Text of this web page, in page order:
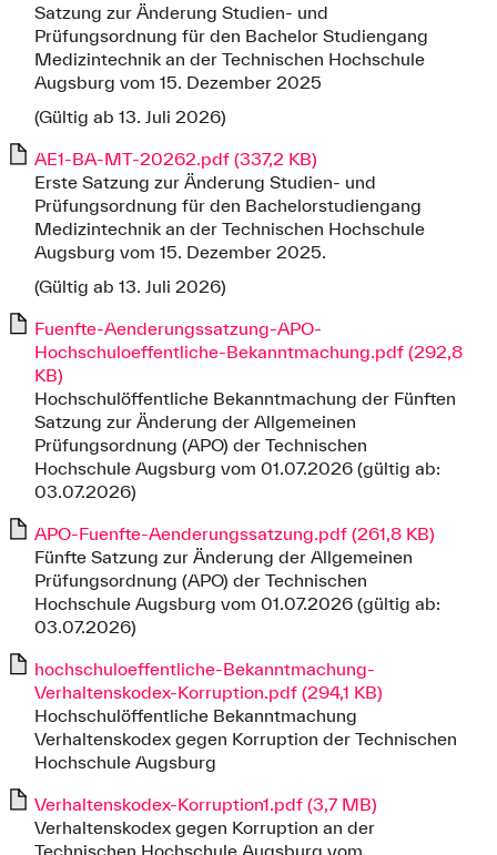
Satzung zur Änderung Studien- und
Prüfungsordnung für den Bachelor Studiengang
Medizintechnik an der Technischen Hochschule
Augsburg vom 15. Dezember 2025
(Gültig ab 13. Juli 2026)
AE1-BA-MT-20262.pdf (337,2 KB)
Erste Satzung zur Änderung Studien- und
Prüfungsordnung für den Bachelorstudiengang
Medizintechnik an der Technischen Hochschule
Augsburg vom 15. Dezember 2025.
(Gültig ab 13. Juli 2026)
Fuenfte-Aenderungssatzung-APO-
Hochschuloeffentliche-Bekanntmachung.pdf (292,8
KB)
Hochschulöffentliche Bekanntmachung der Fünften
Satzung zur Änderung der Allgemeinen
Prüfungsordnung (APO) der Technischen
Hochschule Augsburg vom 01.07.2026 (gültig ab:
03.07.2026)
APO-Fuenfte-Aenderungssatzung.pdf (261,8 KB)
Fünfte Satzung zur Änderung der Allgemeinen
Prüfungsordnung (APO) der Technischen
Hochschule Augsburg vom 01.07.2026 (gültig ab:
03.07.2026)
hochschuloeffentliche-Bekanntmachung-
Verhaltenskodex-Korruption.pdf (294,1 KB)
Hochschulöffentliche Bekanntmachung
Verhaltenskodex gegen Korruption der Technischen
Hochschule Augsburg
Verhaltenskodex-Korruption1.pdf (3,7 MB)
Verhaltenskodex gegen Korruption an der
Technischen Hochschule Augsburg vom